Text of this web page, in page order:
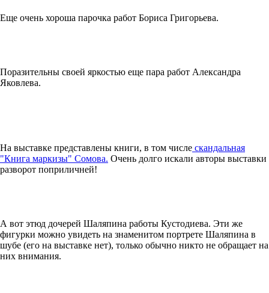
Еще очень хороша парочка работ Бориса Григорьева.
Поразительны своей яркостью еще пара работ Александра
Яковлева.
На выставке представлены книги, в том числе скандальная
"Книга маркизы" Сомова. Очень долго искали авторы выставки
разворот поприличней!
А вот этюд дочерей Шаляпина работы Кустодиева. Эти же
фигурки можно увидеть на знаменитом портрете Шаляпина в
шубе (его на выставке нет), только обычно никто не обращает на
них внимания.